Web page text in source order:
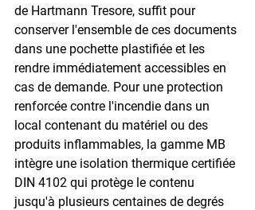
de Hartmann Tresore, suffit pour
conserver l'ensemble de ces documents
dans une pochette plastifiée et les
rendre immédiatement accessibles en
cas de demande. Pour une protection
renforcée contre l'incendie dans un
local contenant du matériel ou des
produits inflammables, la gamme MB
intègre une isolation thermique certifiée
DIN 4102 qui protège le contenu
jusqu'à plusieurs centaines de degrés